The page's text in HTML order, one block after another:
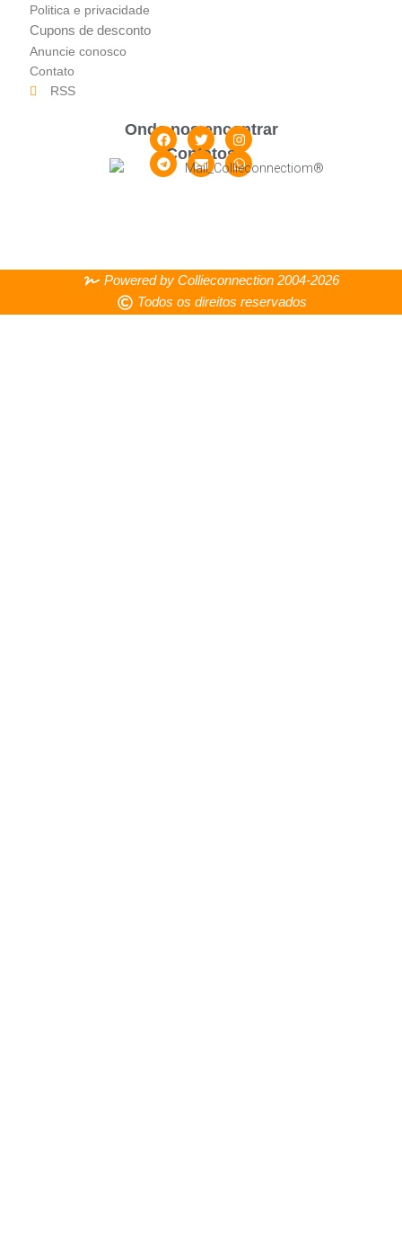
Politica e privacidade
Cupons de desconto
Anuncie conosco
Contato
RSS
Onde nos encontrar
Contatos
Powered by Collieconnection 2004-2026
Todos os direitos reservados